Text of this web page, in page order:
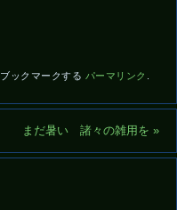
ブックマークする パーマリンク
まだ暑い 諸々の雑用を»